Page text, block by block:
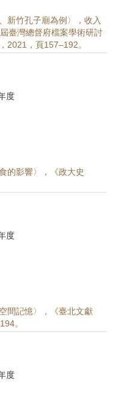
新竹孔子廟為例〉，收入
臺灣總督府檔案學術研討
2021，頁157–192。
度
的影響〉，《政大史
度
間記憶〉，《臺北文獻
。
度